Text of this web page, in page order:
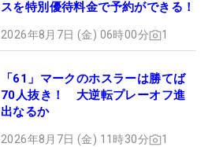
スを特別優待料金で予約ができる！
2026年8月7日 (金) 06時00分 1
「61」マークのホスラーは勝てば
70人抜き！ 大逆転プレーオフ進
出なるか
2026年8月7日 (金) 11時30分 1